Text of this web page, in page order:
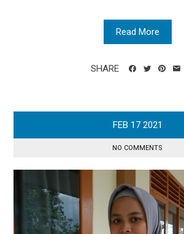
Read More
SHARE
FEB 17 2021
NO COMMENTS